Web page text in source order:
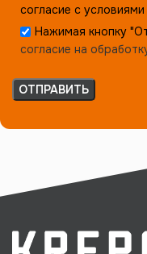
согласие с условиями
Нажимая кнопку
согласие на